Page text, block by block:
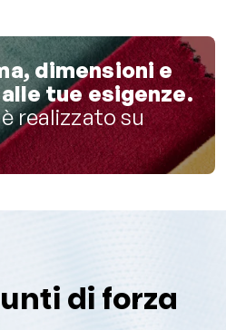
dimensioni e
tue esigenze.
realizzato su
di forza